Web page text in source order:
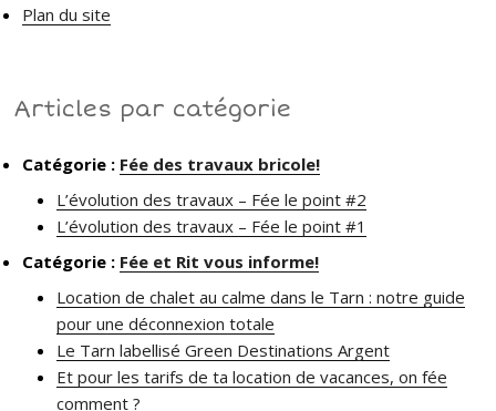
Plan du site
Articles par catégorie
Catégorie : Fée des travaux bricole!
L’évolution des travaux – Fée le point #2
L’évolution des travaux – Fée le point #1
Catégorie : Fée et Rit vous informe!
Location de chalet au calme dans le Tarn : notre guide
pour une déconnexion totale
Le Tarn labellisé Green Destinations Argent
Et pour les tarifs de ta location de vacances, on fée
comment ?